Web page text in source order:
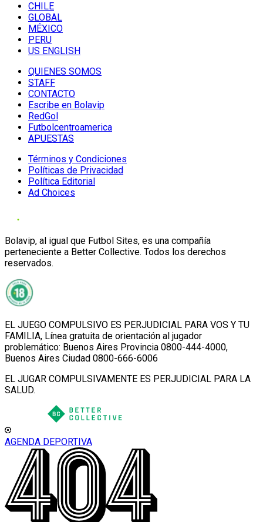
CHILE
GLOBAL
MÉXICO
PERU
US ENGLISH
QUIENES SOMOS
STAFF
CONTACTO
Escribe en Bolavip
RedGol
Futbolcentroamerica
APUESTAS
Términos y Condiciones
Políticas de Privacidad
Política Editorial
Ad Choices
Bolavip, al igual que Futbol Sites, es una compañía
perteneciente a Better Collective. Todos los derechos
reservados.
EL JUEGO COMPULSIVO ES PERJUDICIAL PARA VOS Y TU
FAMILIA, Línea gratuita de orientación al jugador
problemático: Buenos Aires Provincia 0800-444-4000,
Buenos Aires Ciudad 0800-666-6006
EL JUGAR COMPULSIVAMENTE ES PERJUDICIAL PARA LA
SALUD.
AGENDA DEPORTIVA